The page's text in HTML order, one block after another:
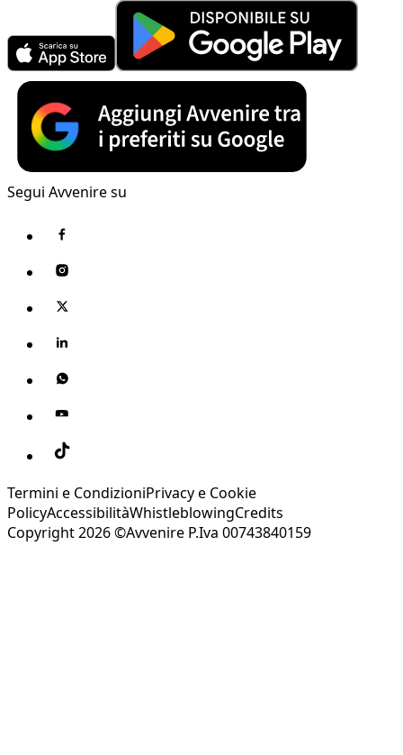
Segui Avvenire su
Termini e CondizioniPrivacy e Cookie
PolicyAccessibilitàWhistleblowingCredits
Copyright 2026 ©Avvenire P.Iva 00743840159